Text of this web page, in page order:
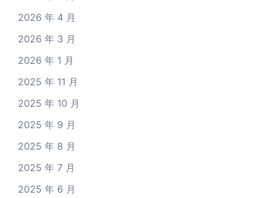
2026 年 4 月
2026 年 3 月
2026 年 1 月
2025 年 11 月
2025 年 10 月
2025 年 9 月
2025 年 8 月
2025 年 7 月
2025 年 6 月